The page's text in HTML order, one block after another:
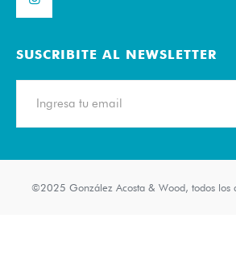
SUSCRIBITE AL NEWSLETTER
©2025 González Acosta & Wood, todos los